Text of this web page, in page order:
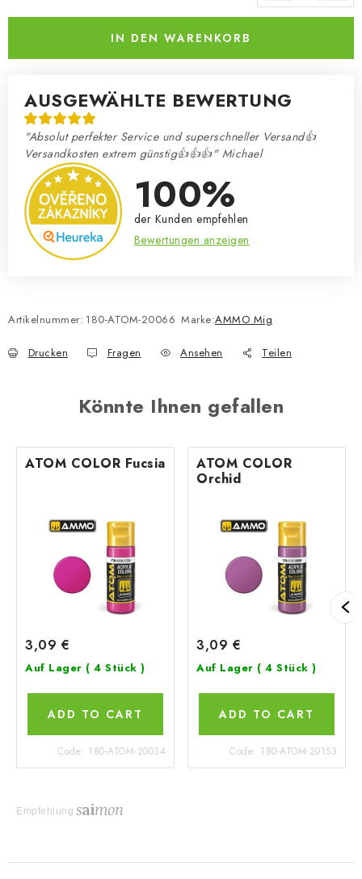
IN DEN WARENKORB
AUSGEWÄHLTE BEWERTUNG
"Absolut perfekter Service und superschneller Versand👍
Versandkosten extrem günstig👍👍👍" Michael
100%
der Kunden empfehlen
Bewertungen anzeigen
Artikelnummer: 180-ATOM-20066 Marke:AMMO Mig
Drucken Fragen Ansehen Teilen
Könnte Ihnen gefallen
ATOM COLOR Fucsia
3,09 €
Auf Lager ( 4 Stück )
ADD TO CART
Code: 180-ATOM-20034
ATOM COLOR
Orchid
3,09 €
Auf Lager ( 4 Stück )
ADD TO CART
Code: 180-ATOM-20153
Empfehlung